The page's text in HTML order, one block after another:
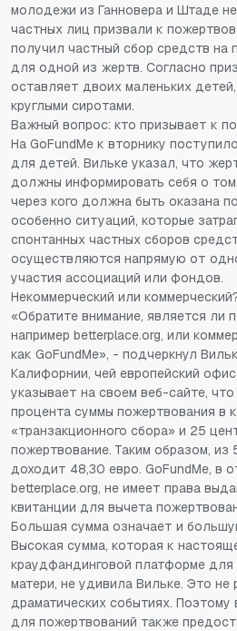
молодежи из Ганновера и Штаде
частных лиц призвали к
получил частный сбор средств на
для одной из жертв. Согласно
оставляет двоих маленьких
круглыми сиротами.
Важный вопрос: кто призывает к
На GoFundMe к вторнику
для детей. Вильке указал, что
должны информировать себя о
через кого должна быть оказана
особенно ситуаций, которые
спонтанных частных сборов
осуществляются напрямую от
участия ассоциаций или фондов.
Некоммерческий или
«Обратите внимание, является ли
например betterplace.org, или
как GoFundMe», - подчеркнул
Калифорнии, чей европейский
указывает на своем веб-сайте,
процента суммы пожертвования в
«транзакционного сбора» и 25
пожертвование. Таким образом,
доходит 48,30 евро. GoFundMe, в
betterplace.org, не имеет права
квитанции для вычета
Большая сумма означает и
Высокая сумма, которая к
краудфандинговой платформе
матери, не удивила Вильке. Это не
драматических событиях.
для пожертвований также